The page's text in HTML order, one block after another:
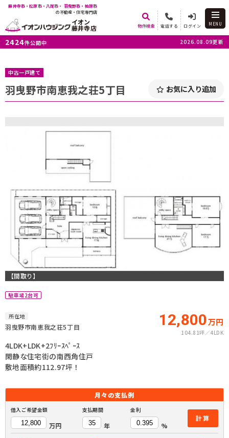
藤井寺市・松原市・八尾市・ 羽曳野市・柏原市
の不動産・住宅専門店
イオン
藤井寺店 物件検索 電話する ログイン MENU
2424件公開中 2026.08.09更新
中古一戸建て
羽曳野市南恵我之荘5丁目 お気に入り追加
【間取り】
駐車場2台可
所在地
羽曳野市南恵我之荘5丁目 12,800万円
104.81坪 4LDK
4LDK+LDK+2ﾌﾘｰｽﾍﾟｰｽ
閑静な住宅街の南西角住戸
敷地面積約112.97坪！
月々の支払例
借入ご希望金額
万円
支払期間
年
金利
%
計算